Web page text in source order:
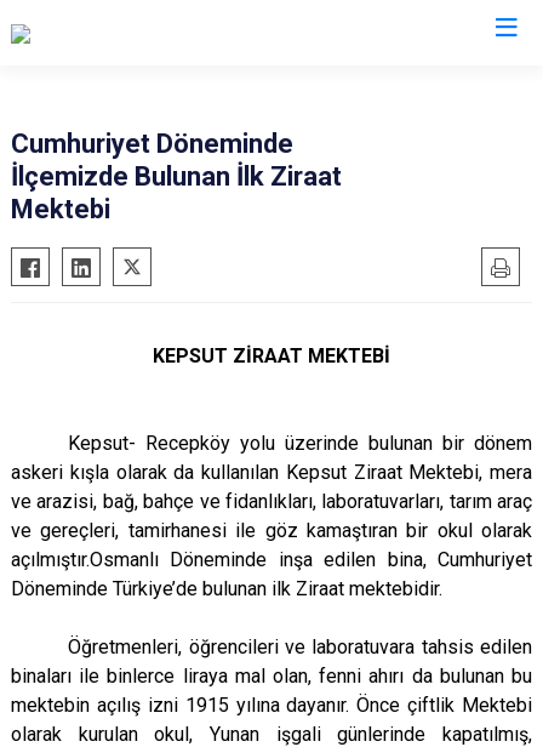
Ayvalık
Bandırma
Gömeç
Gönen
Havran
Susurluk
Karesi
Altıeylül
Cumhuriyet Döneminde
İlçemizde Bulunan İlk Ziraat
Mektebi
KEPSUT ZİRAAT MEKTEBİ
Kepsut- Recepköy yolu üzerinde bulunan bir dönem
askeri kışla olarak da kullanılan Kepsut Ziraat Mektebi, mera
ve arazisi, bağ, bahçe ve fidanlıkları, laboratuvarları, tarım araç
ve gereçleri, tamirhanesi ile göz kamaştıran bir okul olarak
açılmıştır.Osmanlı Döneminde inşa edilen bina, Cumhuriyet
Döneminde Türkiye’de bulunan ilk Ziraat mektebidir.
Öğretmenleri, öğrencileri ve laboratuvara tahsis edilen
binaları ile binlerce liraya mal olan, fenni ahırı da bulunan bu
mektebin açılış izni 1915 yılına dayanır. Önce çiftlik Mektebi
olarak kurulan okul, Yunan işgali günlerinde kapatılmış,